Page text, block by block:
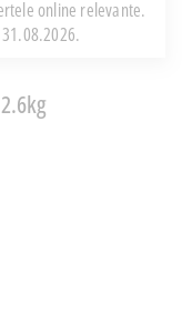
online relevante.